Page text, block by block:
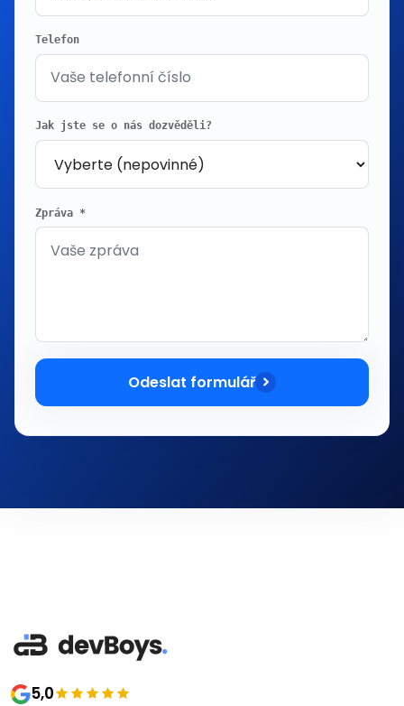
Telefon
Jak jste se o nás dozvěděli?
Zpráva *
Odeslat formulář
5,0